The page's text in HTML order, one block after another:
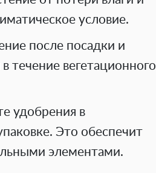
условие.
после посадки и
течение вегетационного
удобрения в
Это обеспечит
элементами.